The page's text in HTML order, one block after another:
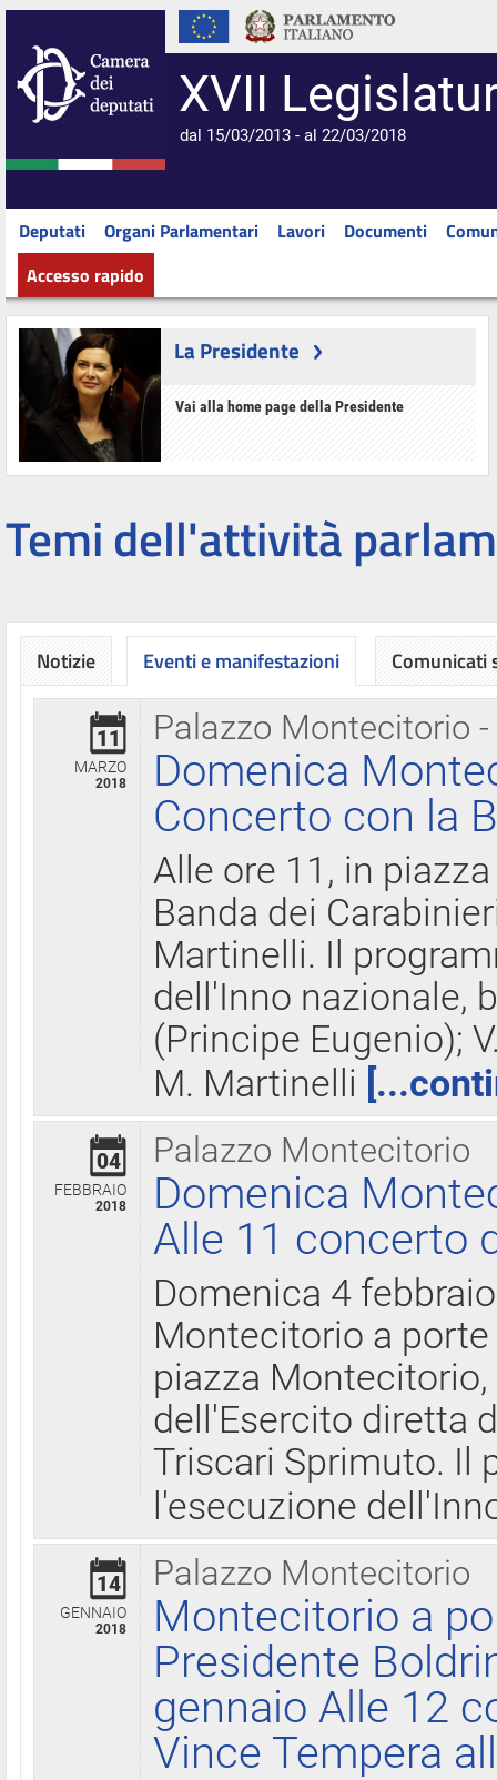
XVII
dal 15/03/2013 - al 22/03/2018
Deputati Organi Parlamentari Lavori Documenti
Accesso rapido
La Presidente
Vai alla home page della Presidente
Temi dell'attività
Notizie Eventi e manifestazioni
Palazzo Montecitorio
11
MARZO
2018
Domenica
Concerto con la
Alle ore 11, in
Banda dei
Martinelli. Il
dell'Inno nazionale,
(Principe Eugenio);
M. Martinelli
Palazzo Montecitorio
04
FEBBRAIO
2018
Domenica
Alle 11 concerto
Domenica 4
Montecitorio a
piazza
dell'Esercito diretta
Triscari Sprimuto. Il
l'esecuzione
Palazzo Montecitorio
14
GENNAIO
2018
Montecitorio a
Presidente
gennaio Alle 12
Vince Tempera
Comunicati